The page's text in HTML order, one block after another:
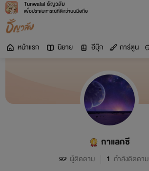
Tunwalai ธัญวลัย
เพื่อประสบการณ์ที่ดีกว่าบนมือถือ
หน้าแรก นิยาย อีบุ๊ก การ์ตูน
กาแลกซี
92 ผู้ติดตาม 1 กำลังติดตาม